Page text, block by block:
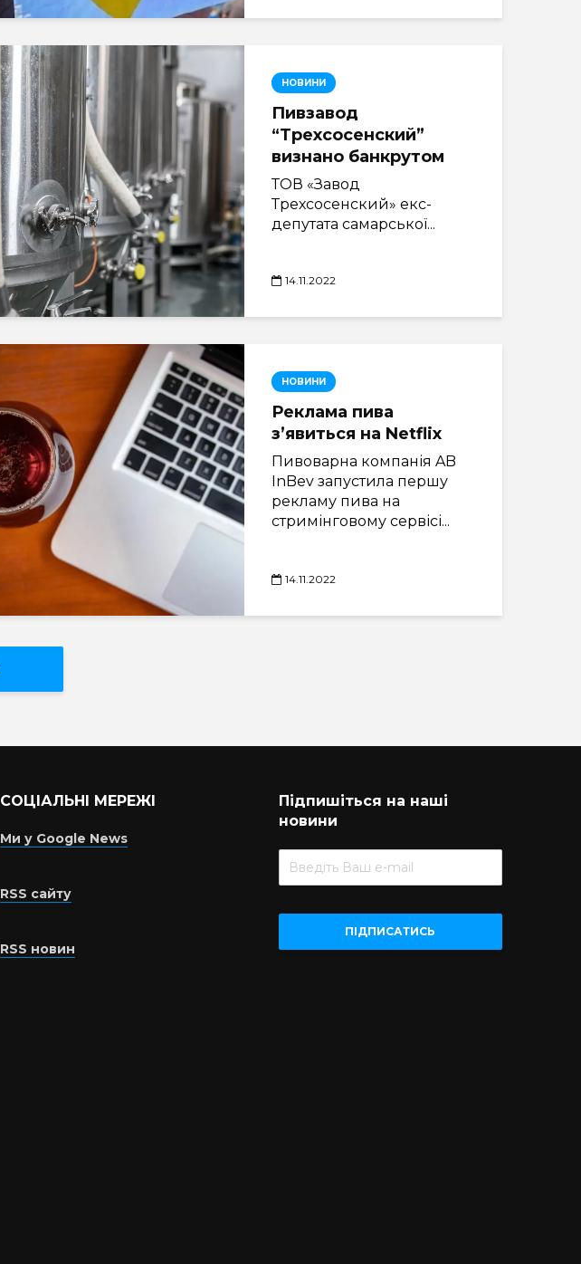
НОВИНИ
Пивзавод
“Трехсосенский”
визнано банкрутом
ТОВ «Завод
Трехсосенский» екс-
депутата самарської...
14.11.2022
НОВИНИ
Реклама пива
з’явиться на Netflix
Пивоварна компанія AB
InBev запустила першу
рекламу пива на
стримінговому сервісі...
14.11.2022
СОЦІАЛЬНІ МЕРЕЖІ
Ми у Google News
RSS сайту
RSS новин
Підпишіться на наші
новини